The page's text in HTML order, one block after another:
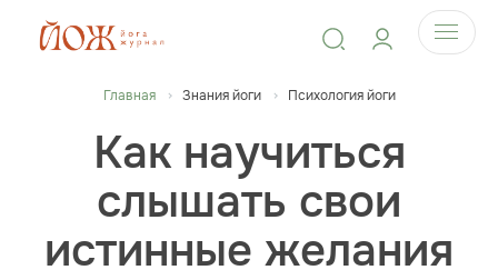
Главная Знания йоги Психология йоги
Как научиться
слышать свои
истинные желания